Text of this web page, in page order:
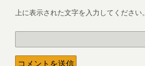
上に表示された文字を入力してください。